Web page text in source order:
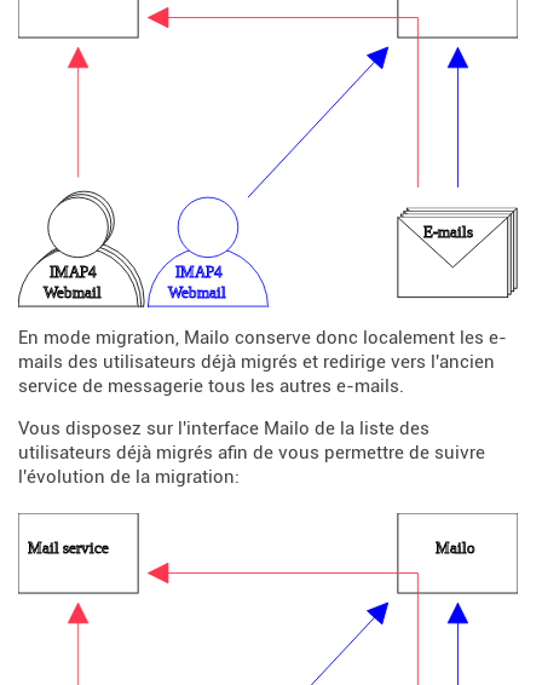
En mode migration, Mailo conserve donc localement les e-
mails des utilisateurs déjà migrés et redirige vers l'ancien
service de messagerie tous les autres e-mails.
Vous disposez sur l'interface Mailo de la liste des
utilisateurs déjà migrés afin de vous permettre de suivre
l'évolution de la migration: